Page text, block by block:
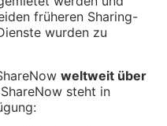
früheren Sharing-
wurden zu
weltweit über
steht in